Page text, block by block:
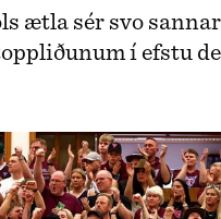
ætla sér svo
í efstu